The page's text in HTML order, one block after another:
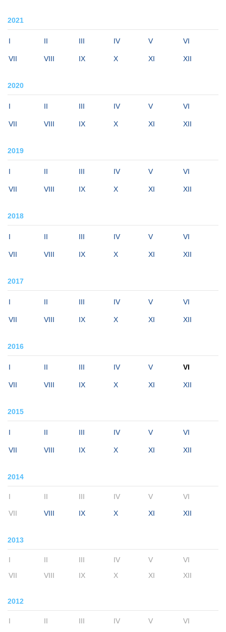
2021
I II III IV V VI
VII VIII IX X XI XII
2020
I II III IV V VI
VII VIII IX X XI XII
2019
I II III IV V VI
VII VIII IX X XI XII
2018
I II III IV V VI
VII VIII IX X XI XII
2017
I II III IV V VI
VII VIII IX X XI XII
2016
I II III IV V VI
VII VIII IX X XI XII
2015
I II III IV V VI
VII VIII IX X XI XII
2014
I II III IV V VI
VII VIII IX X XI XII
2013
I II III IV V
VI
VII
VIII IX X XI XII
2012
I II III IV V
VI